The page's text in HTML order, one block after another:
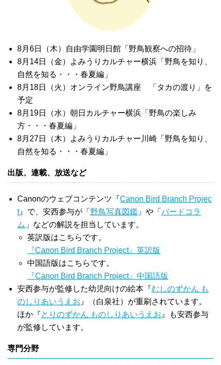
8月6日（木）自由学園明日館「野鳥観察への招待」
8月14日（金）よみうりカルチャー横浜「野鳥を知り、
自然を知る・・・春夏編」
8月18日（火）オンライン野鳥講座 「タカの渡り」を
予定
8月19日（水）朝日カルチャー横浜「野鳥の楽しみ
方・・・春夏編」
8月27日（木）よみうりカルチャー川崎「野鳥を知り、
自然を知る・・・春夏編」
出版、連載、放送など
Canonのウェブコンテンツ『Canon Bird Branch Projec
t』で、安西参与が「 野鳥写真図鑑 」や「 バードコラ
ム 」などの解説を担当しています。
英訳版はこちらです。
『Canon Bird Branch Project』英訳版
中国語版はこちらです。
『Canon Bird Branch Project』中国語版
安西参与が監修した幼児向けの絵本『むしのずかん も
のしりあいうえお 』（白泉社）が重刷されています。
ほか『とりのずかん ものしりあいうえお 』も安西参与
が監修しています。
専門分野